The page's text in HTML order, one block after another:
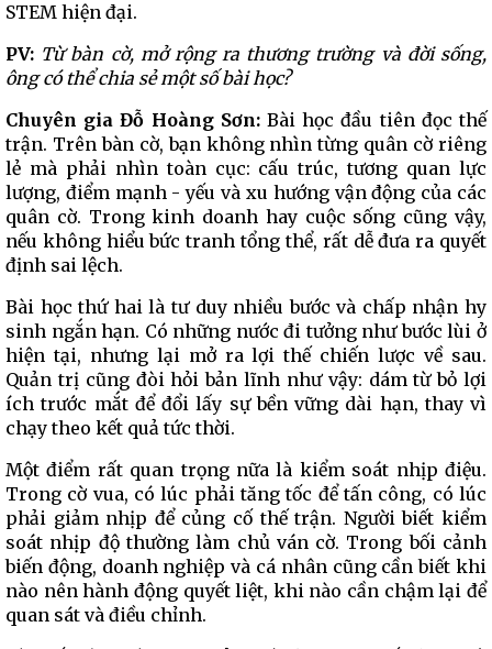
STEM hiện đại.
PV: Từ bàn cờ, mở rộng ra thương trường và đời sống,
ông có thể chia sẻ một số bài học?
Chuyên gia Đỗ Hoàng Sơn:Bài học đầu tiên đọc thế
trận. Trên bàn cờ, bạn không nhìn từng quân cờ riêng
lẻ mà phải nhìn toàn cục: cấu trúc, tương quan lực
lượng, điểm mạnh - yếu và xu hướng vận động của các
quân cờ. Trong kinh doanh hay cuộc sống cũng vậy,
nếu không hiểu bức tranh tổng thể, rất dễ đưa ra quyết
định sai lệch.
Bài học thứ hai là tư duy nhiều bước và chấp nhận hy
sinh ngắn hạn. Có những nước đi tưởng như bước lùi ở
hiện tại, nhưng lại mở ra lợi thế chiến lược về sau.
Quản trị cũng đòi hỏi bản lĩnh như vậy: dám từ bỏ lợi
ích trước mắt để đổi lấy sự bền vững dài hạn, thay vì
chạy theo kết quả tức thời.
Một điểm rất quan trọng nữa là kiểm soát nhịp điệu.
Trong cờ vua, có lúc phải tăng tốc để tấn công, có lúc
phải giảm nhịp để củng cố thế trận. Người biết kiểm
soát nhịp độ thường làm chủ ván cờ. Trong bối cảnh
biến động, doanh nghiệp và cá nhân cũng cần biết khi
nào nên hành động quyết liệt, khi nào cần chậm lại để
quan sát và điều chỉnh.